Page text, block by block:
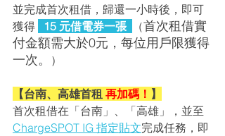
並完成首次租借，歸還一小時後，即可
獲得
  15 元借電券一張
（首次租借實
付金額需大於0元， 每位用戶限獲得
一次。
）
【台南、高雄首租 再加碼！ 】
首次租借在「台南」、「高雄」，並至
ChargeSPOT IG 指定貼文完成任務，即